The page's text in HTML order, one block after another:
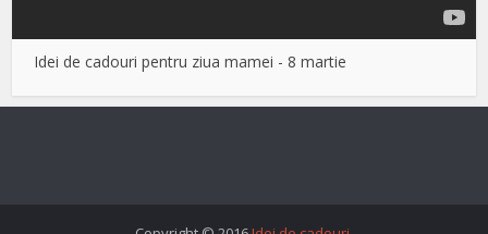
Idei de cadouri pentru ziua mamei - 8 martie